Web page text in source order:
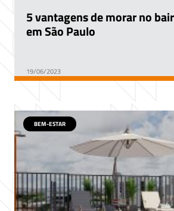
5 vantagens de morar no
em São Paulo
19/06/2023
BEM-ESTAR